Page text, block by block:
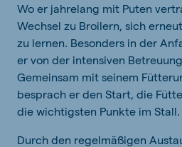
Wo er jahrelang mit Puten
Wechsel zu Broilern, sich
zu lernen. Besonders in der
er von der intensiven
Gemeinsam mit seinem
besprach er den Start, die
die wichtigsten Punkte im Stall.
Durch den regelmäßigen